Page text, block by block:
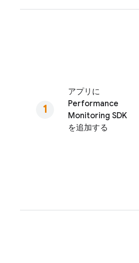
アプリに
Performance
Monitoring SDK
を追加する